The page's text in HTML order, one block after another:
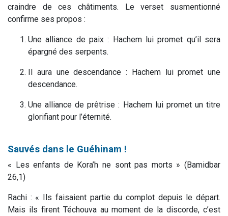
craindre de ces châtiments. Le verset susmentionné
confirme ses propos :
Une alliance de paix : Hachem lui promet qu’il sera
épargné des serpents.
Il aura une descendance : Hachem lui promet une
descendance.
Une alliance de prêtrise: Hachem lui promet un titre
glorifiant pour l’éternité.
Sauvés dans le Guéhinam !
« Les enfants de Kora’h ne sont pas morts » (Bamidbar
26,1)
Rachi : « Ils faisaient partie du complot depuis le départ.
Mais ils firent Téchouva au moment de la discorde, c’est